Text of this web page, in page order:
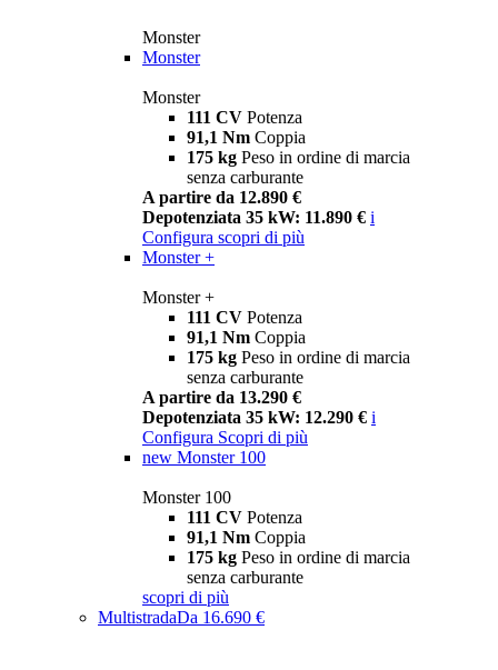
Monster
Monster
Monster
111 CV Potenza
91,1 Nm Coppia
175 kg Peso in ordine di marcia
senza carburante
A partire da 12.890 €
Depotenziata 35 kW: 11.890 € i
Configura scopri di più
Monster +
Monster +
111 CV Potenza
91,1 Nm Coppia
175 kg Peso in ordine di marcia
senza carburante
A partire da 13.290 €
Depotenziata 35 kW: 12.290 € i
Configura Scopri di più
new Monster 100
Monster 100
111 CV Potenza
91,1 Nm Coppia
175 kg Peso in ordine di marcia
senza carburante
scopri di più
MultistradaDa 16.690 €